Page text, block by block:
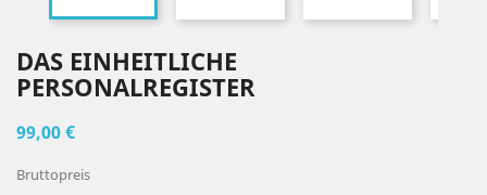
DAS EINHEITLICHE
PERSONALREGISTER
99,00 €
Bruttopreis